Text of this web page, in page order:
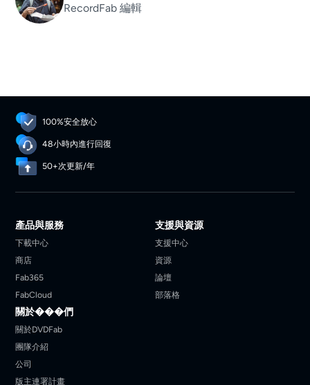
RecordFab 編輯
100%安全放心
48小時內進行回復
50+次更新/年
產品與服務
下載中心
商店
Fab365
FabCloud
支援與資源
支援中心
資源
論壇
部落格
關於���們
關於DVDFab
團隊介紹
公司
版主連署計畫